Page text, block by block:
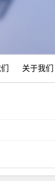
关于我们